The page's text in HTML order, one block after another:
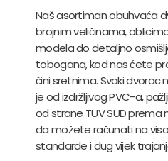
Naš asortiman obuhvaća
brojnim veličinama,
modela do detaljno
tobogana, kod nas ćete
čini sretnima. Svaki dvorac
je od izdržljivog PVC-a,
od strane TÜV SÜD prema
da možete računati na
standarde i dug vijek